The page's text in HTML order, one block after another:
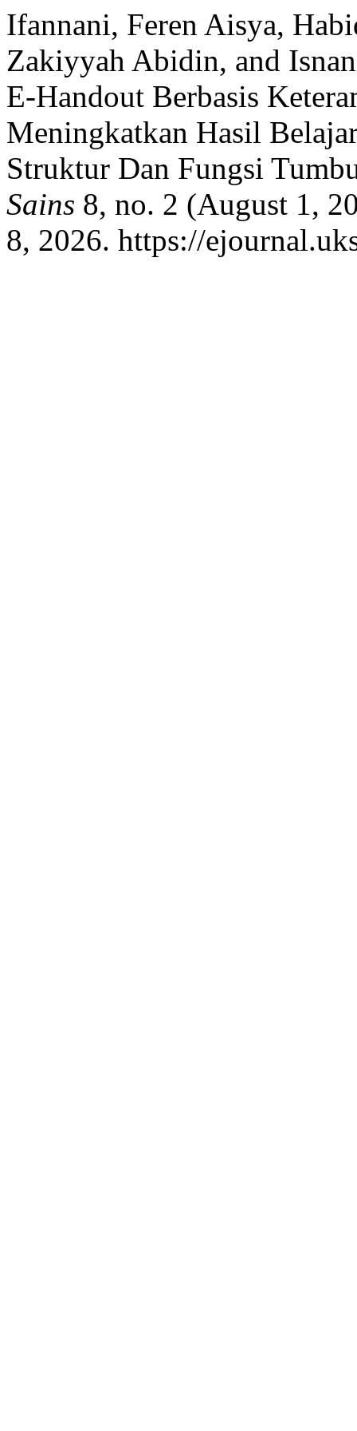
Ifannani, Feren Aisya,
Zakiyyah Abidin, and
E-Handout Berbasis
Meningkatkan Hasil
Struktur Dan Fungsi
Sains 8, no. 2 (August 1,
8, 2026. https://